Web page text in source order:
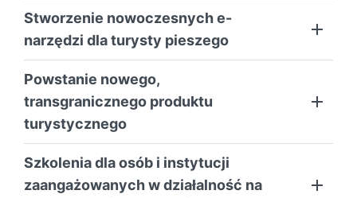
Stworzenie nowoczesnych e-
narzędzi dla turysty pieszego
Powstanie nowego,
transgranicznego produktu
turystycznego
Szkolenia dla osób i instytucji
zaangażowanych w działalność na